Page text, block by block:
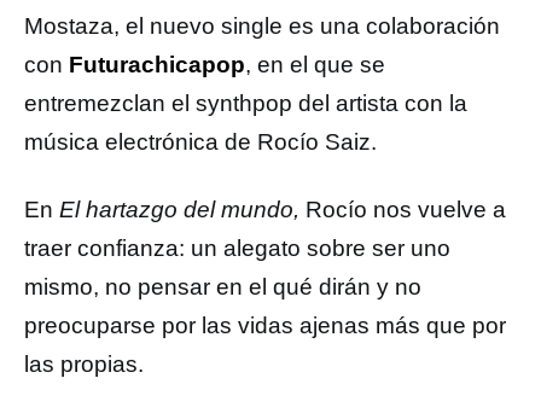
Mostaza, el nuevo single es una colaboración
con Futurachicapop, en el que se
entremezclan el synthpop del artista con la
música electrónica de Rocío Saiz.
En El hartazgo del mundo, Rocío nos vuelve a
traer confianza: un alegato sobre ser uno
mismo, no pensar en el qué dirán y no
preocuparse por las vidas ajenas más que por
las propias.